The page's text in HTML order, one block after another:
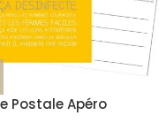
Postale Apéro